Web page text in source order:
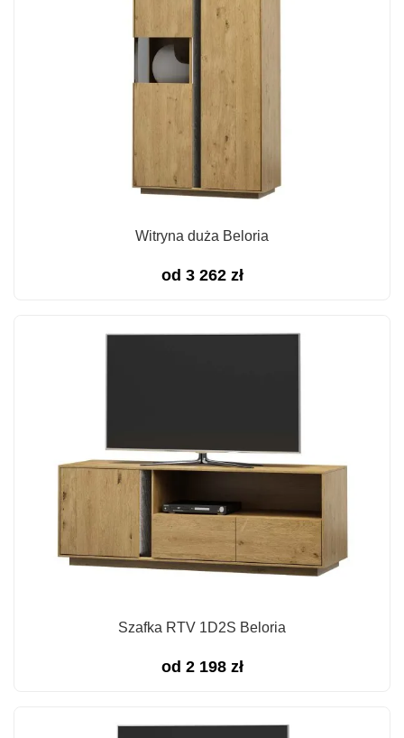
Witryna duża Beloria
od 3 262 zł
Szafka RTV 1D2S Beloria
od 2 198 zł